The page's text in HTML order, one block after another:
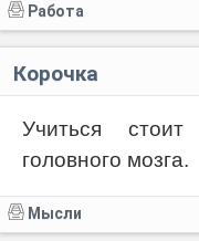
Работа
Корочка
Учиться
головного мозга.
Мысли